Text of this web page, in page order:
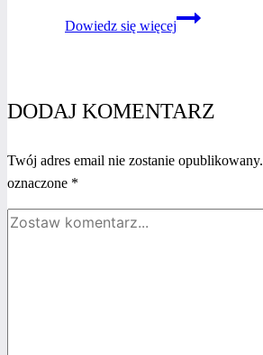
Dowiedz się więcej
TOP
InstaStories
DODAJ KOMENTARZ
Twój adres email nie zostanie opublikowany.
oznaczone *